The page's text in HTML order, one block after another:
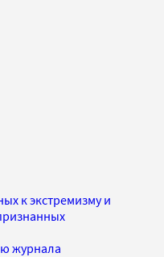
к экстремизму и
журнала